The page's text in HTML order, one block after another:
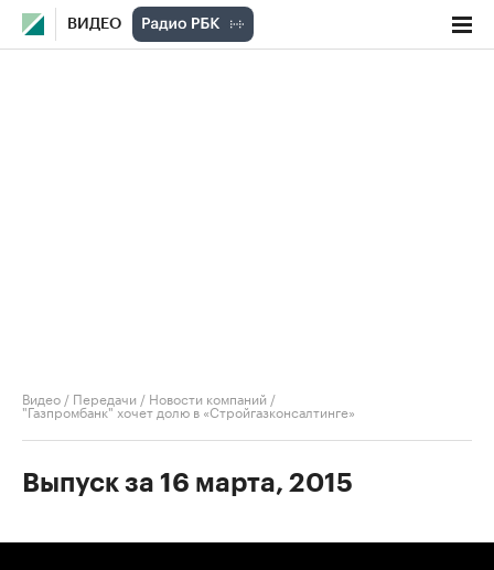
ВИДЕО
Видео / Передачи / Новости компаний /
"Газпромбанк" хочет долю в «Стройгазконсалтинге»
Выпуск за 16 марта, 2015